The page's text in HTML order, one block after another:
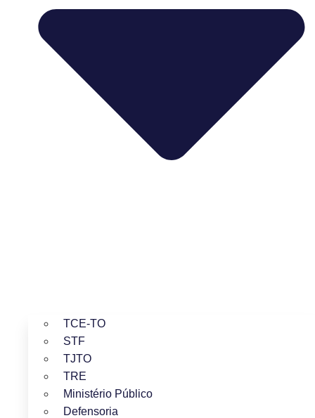
TCE-TO
STF
TJTO
TRE
Ministério Público
Defensoria